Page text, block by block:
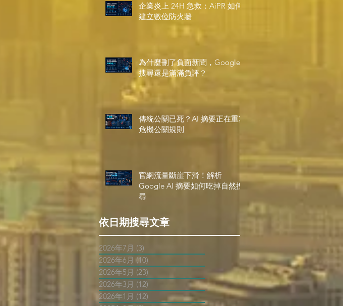
企業炎上 24H 急救：AiPR 如何
建立數位防火牆
為什麼刪了負面新聞，Google
搜尋還是滿滿負評？
傳統公關已死？AI 摘要正在重寫
危機公關規則
官網流量斷崖下滑！解析
Google AI 摘要如何吃掉自然搜
尋
依日期搜尋文章
2026年7月 (3)
2026年6月 (10)
2026年5月 (23)
2026年3月 (12)
2026年1月 (12) 12 篇文章